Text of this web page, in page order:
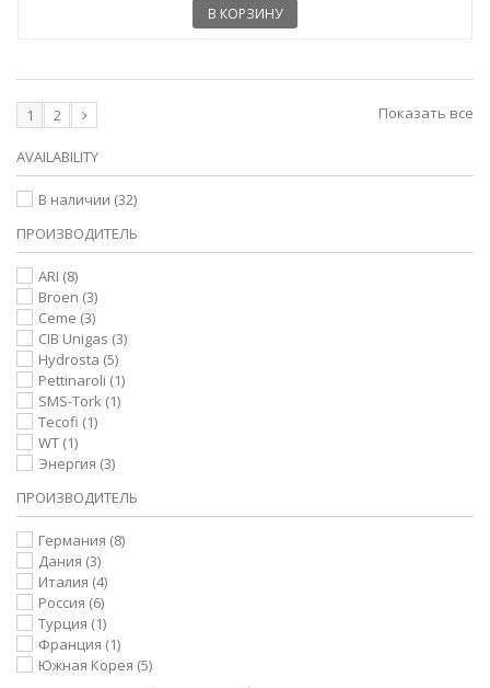
В КОРЗИНУ
Показать все
1 2
AVAILABILITY
В наличии (32)
ПРОИЗВОДИТЕЛЬ
ARI (8)
Broen (3)
Ceme (3)
CIB Unigas (3)
Hydrosta (5)
Pettinaroli (1)
SMS-Tork (1)
Tecofi (1)
WT (1)
Энергия (3)
ПРОИЗВОДИТЕЛЬ
Германия (8)
Дания (3)
Италия (4)
Россия (6)
Турция (1)
Франция (1)
Южная Корея (5)